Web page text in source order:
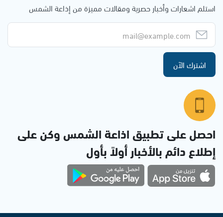
استلم اشعارات وأخبار حصرية ومقالات مميزة من إذاعة الشمس
اشترك الآن
احصل على تطبيق اذاعة الشمس وكن على
إطلاع دائم بالأخبار أولاً بأول